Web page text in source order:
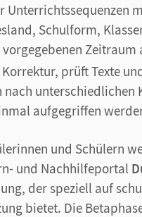
Unterrichtssequenzen
Schulform,
Zeitraum
prüft Texte
unterschiedlichen
aufgegriffen
und Schülern
und Nachhilfeportal
der speziell auf
bietet. Die